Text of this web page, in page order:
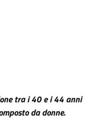
tra i 40 e i 44 anni
da donne.